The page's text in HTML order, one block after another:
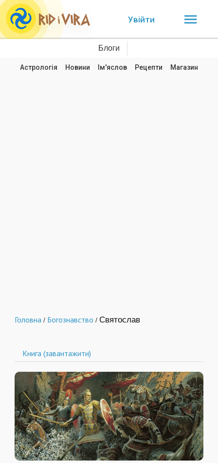
Увійти
Блоги
Астрологія Новини Ім'яслов Рецепти Магазин
Головна / Богознавство / Святослав
Книга (завантажити)